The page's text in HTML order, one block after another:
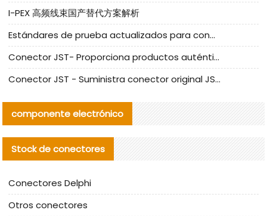
I-PEX 高频线束国产替代方案解析
Estándares de prueba actualizados para conectores nacionales bajo la referencia de CLIFF
Conector JST- Proporciona productos auténticos y alternativos del conector JST NSHR-02V-S
Conector JST - Suministra conector original JST GHR-09V-S | productos alternativos
componente electrónico
Stock de conectores
Conectores Delphi
Otros conectores